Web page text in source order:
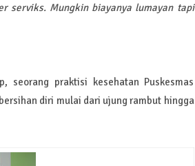
serviks. Mungkin biayanya lumayan tapi
seorang praktisi kesehatan Puskesmas
diri mulai dari ujung rambut hingga